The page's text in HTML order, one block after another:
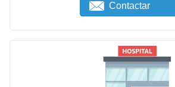
Contactar